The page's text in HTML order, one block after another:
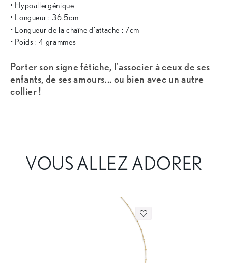
• Hypoallergénique
• Longueur : 36.5cm
• Longueur de la chaîne d'attache : 7cm
• Poids : 4 grammes
Porter son signe fétiche, l'associer à ceux de ses
enfants, de ses amours... ou bien avec un autre
collier !
VOUS ALLEZ ADORER